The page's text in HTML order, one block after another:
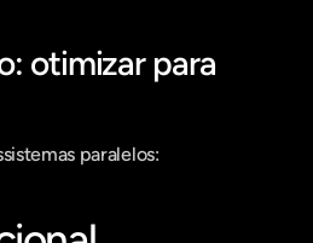
otimizar para
paralelos: